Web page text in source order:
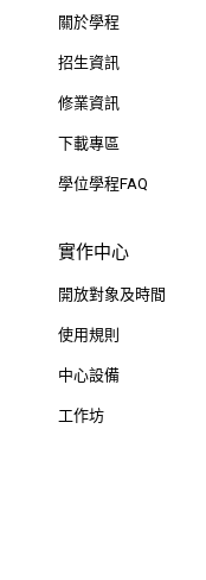
關於學程
招生資訊
修業資訊
下載專區
學位學程FAQ
實作中心
開放對象及時間
使用規則
中心設備
工作坊